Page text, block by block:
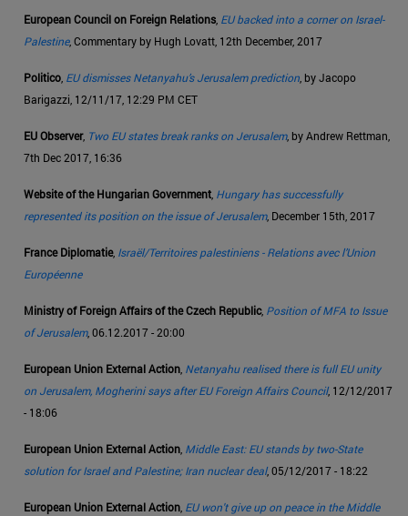
European Council on Foreign Relations, EU backed into a corner on Israel-
Palestine, Commentary by Hugh Lovatt, 12th December, 2017
Politico, EU dismisses Netanyahu’s Jerusalem prediction, by Jacopo
Barigazzi, 12/11/17, 12:29 PM CET
EU Observer, Two EU states break ranks on Jerusalem, by Andrew Rettman,
7th Dec 2017, 16:36
Website of the Hungarian Government, Hungary has successfully
represented its position on the issue of Jerusalem, December 15th, 2017
France Diplomatie, Israël/Territoires palestiniens - Relations avec l’Union
Européenne
Ministry of Foreign Affairs of the Czech Republic, Position of MFA to Issue
of Jerusalem, 06.12.2017 - 20:00
European Union External Action, Netanyahu realised there is full EU unity
on Jerusalem, Mogherini says after EU Foreign Affairs Council, 12/12/2017
- 18:06
European Union External Action, Middle East: EU stands by two-State
solution for Israel and Palestine; Iran nuclear deal, 05/12/2017 - 18:22
European Union External Action, EU won't give up on peace in the Middle